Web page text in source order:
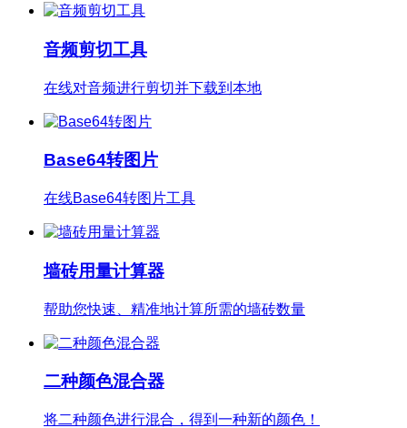
音频剪切工具
在线对音频进行剪切并下载到本地
Base64转图片
在线Base64转图片工具
墙砖用量计算器
帮助您快速、精准地计算所需的墙砖数量
二种颜色混合器
将二种颜色进行混合，得到一种新的颜色！